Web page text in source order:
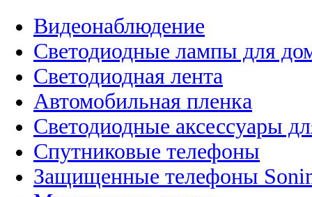
Видеонаблюдение
Светодиодные лампы для
Светодиодная лента
Автомобильная пленка
Светодиодные аксессуары
Спутниковые телефоны
Защищенные телефоны